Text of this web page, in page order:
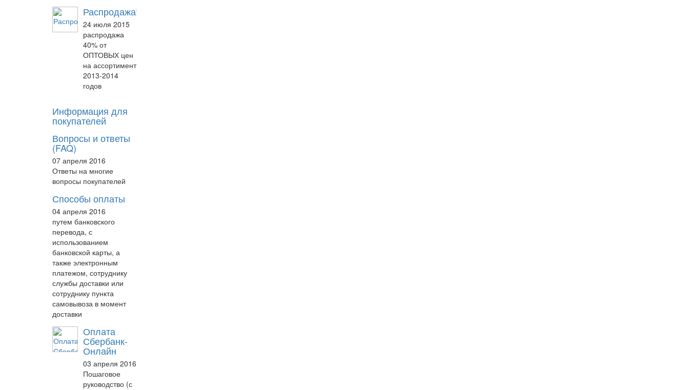
Распродажа!
24 июля 2015
распродажа
40% от
ОПТОВЫХ цен
на ассортимент
2013-2014
годов
Информация для
покупателей
Вопросы и ответы
(FAQ)
07 апреля 2016
Ответы на многие
вопросы покупателей
Способы оплаты
04 апреля 2016
путем банковского
перевода, с
использованием
банковской карты, а
также электронным
платежом, сотруднику
службы доставки или
сотруднику пункта
самовывоза в момент
доставки
Оплата
Сбербанк-
Онлайн
03 апреля 2016
Пошаговое
руководство (с